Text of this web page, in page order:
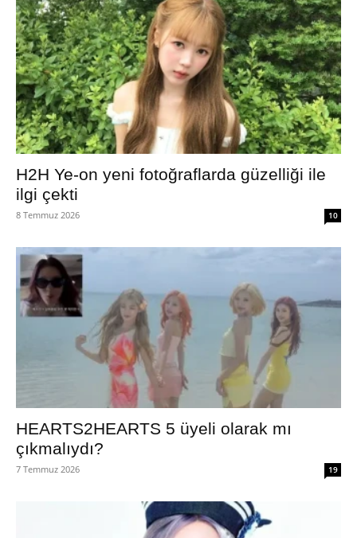
H2H Ye-on yeni fotoğraflarda güzelliği ile
ilgi çekti
8 Temmuz 2026 10
HEARTS2HEARTS 5 üyeli olarak mı
çıkmalıydı?
7 Temmuz 2026 19